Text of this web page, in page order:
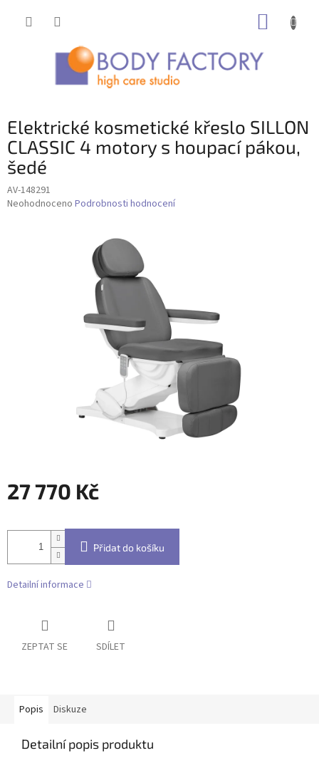
Elektrické kosmetické křeslo SILLON
CLASSIC 4 motory s houpací pákou,
šedé
AV-148291
Průměrné
Neohodnoceno Podrobnosti hodnocení
27 770 Kč
cena:
Přidat do košíku
Detailní informace
ZEPTAT SE SDÍLET
Popis Diskuze
Detailní popis produktu